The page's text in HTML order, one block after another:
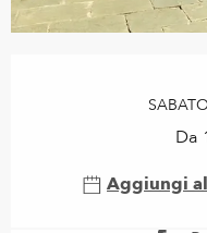
SABATO
Da
Aggiungi